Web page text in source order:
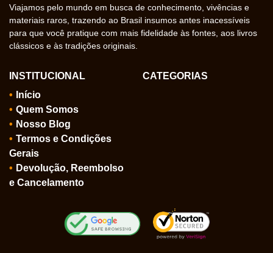
Viajamos pelo mundo em busca de conhecimento, vivências e
materiais raros, trazendo ao Brasil insumos antes inacessíveis
para que você pratique com mais fidelidade às fontes, aos livros
clássicos e às tradições originais.
INSTITUCIONAL
Início
Quem Somos
Nosso Blog
Termos e Condições
Gerais
Devolução, Reembolso
e Cancelamento
CATEGORIAS